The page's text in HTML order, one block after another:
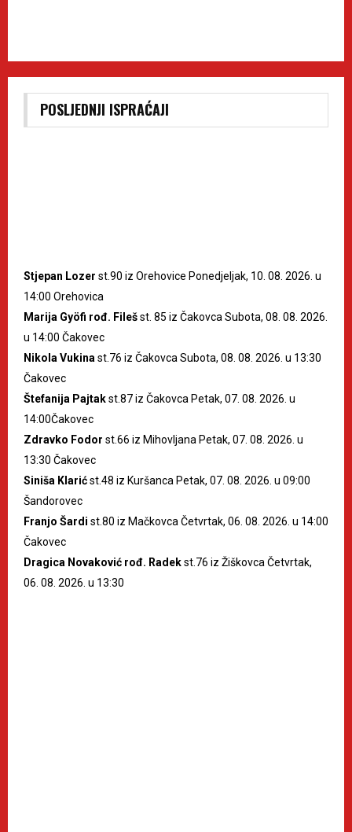
POSLJEDNJI ISPRAĆAJI
Stjepan Lozer st.90 iz Orehovice Ponedjeljak, 10. 08. 2026. u
14:00 Orehovica
Marija Gyöfi rođ. Filešst. 85 iz Čakovca Subota, 08. 08. 2026.
u 14:00 Čakovec
Nikola Vukina st.76 iz Čakovca Subota, 08. 08. 2026. u 13:30
Čakovec
Štefanija Pajtakst.87 iz Čakovca Petak, 07. 08. 2026. u
14:00Čakovec
Zdravko Fodor st.66 iz Mihovljana Petak, 07. 08. 2026. u
13:30 Čakovec
Siniša Klarićst.48 iz Kuršanca Petak, 07. 08. 2026. u 09:00
Šandorovec
Franjo Šardi st.80 iz Mačkovca Četvrtak, 06. 08. 2026. u 14:00
Čakovec
Dragica Novaković rođ. Radekst.76 iz Žiškovca Četvrtak,
06. 08. 2026. u 13:30